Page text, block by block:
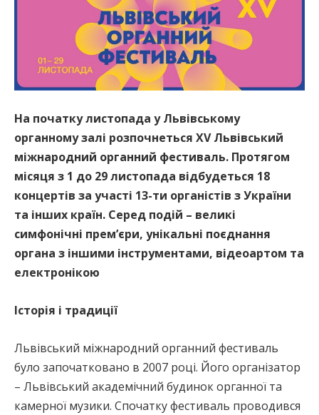
На початку листопада у Львівському
органному залі розпочнеться XV Львівський
міжнародний органний фестиваль. Протягом
місяця з 1 до 29 листопада відбудеться 18
концертів за участі 13-ти органістів з України
та інших країн. Серед подій – великі
симфонічні прем’єри, унікальні поєднання
органа з іншими інструментами, відеоартом та
електронікою
Історія і традиції
Львівський міжнародний органний фестиваль
було започатковано в 2007 році. Його організатор
– Львівський академічний будинок органної та
камерної музики. Спочатку фестиваль проводився